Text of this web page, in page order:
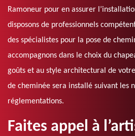
Ramoneur pour en assurer
disposons de professionnels
des spécialistes pour la pose de
accompagnons dans le choix du
goûts et au style architectural de
de cheminée sera installé suivant les
réglementations.
Faites appel à